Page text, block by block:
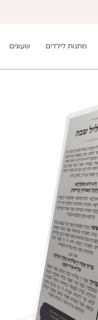
מתנות לילדים שעונים